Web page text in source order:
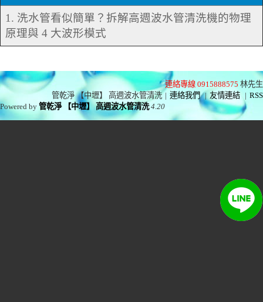
1. 洗水管看似簡單？拆解高週波水管清洗機的物理
原理與 4 大波形模式
連絡專線 0915888575 林先生
管乾淨 【中壢】 高週波水管清洗 | 連絡我們 | 友情連結 | RSS
Powered by管乾淨 【中壢】 高週波水管清洗 4.20